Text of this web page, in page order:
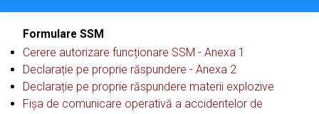
Formulare SSM
Cerere autorizare funcționare SSM - Anexa 1
Declarație pe proprie răspundere - Anexa 2
Declarație pe proprie răspundere materii explozive
Fișa de comunicare operativă a accidentelor de